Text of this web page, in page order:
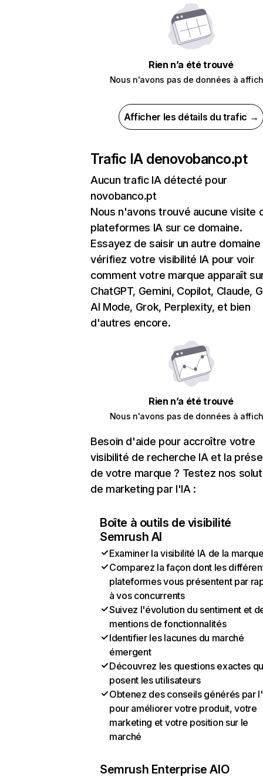
Rien n’a été trouvé
Nous n'avons pas de données à
Afficher les détails du trafic →
Trafic IA denovobanco.pt
Aucun trafic IA détecté pour
novobanco.pt
Nous n'avons trouvé aucune visite
plateformes IA sur ce domaine.
Essayez de saisir un autre domaine
vérifiez votre visibilité IA pour voir
comment votre marque apparaît
ChatGPT, Gemini, Copilot, Claude,
AI Mode, Grok, Perplexity, et bien
d'autres encore.
Rien n’a été trouvé
Nous n'avons pas de données à
Besoin d'aide pour accroître votre
visibilité de recherche IA et la
de votre marque ? Testez nos
de marketing par l'IA :
Boîte à outils de visibilité
Semrush AI
Examiner la visibilité IA de la
Comparez la façon dont les
plateformes vous présentent par
à vos concurrents
Suivez l'évolution du sentiment et
mentions de fonctionnalités
Identifier les lacunes du marché
émergent
Découvrez les questions exactes
posent les utilisateurs
Obtenez des conseils générés par
pour améliorer votre produit, votre
marketing et votre position sur le
marché
Semrush Enterprise AIO